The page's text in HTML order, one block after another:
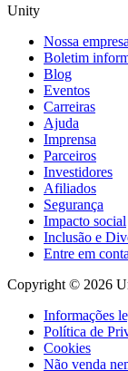
Unity
Nossa empresa
Boletim
Blog
Eventos
Carreiras
Ajuda
Imprensa
Parceiros
Investidores
Afiliados
Segurança
Impacto social
Inclusão e
Entre em
Copyright © 2026
Informações
Política de
Cookies
Não venda